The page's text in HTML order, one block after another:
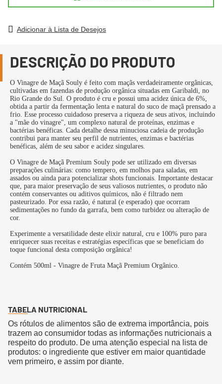
Adicionar à Lista de Desejos
DESCRIÇÃO DO PRODUTO
O Vinagre de Maçã Souly é feito com maçãs verdadeiramente orgânicas,
cultivadas em fazendas de produção orgânica situadas em Garibaldi, no
Rio Grande do Sul. O produto é cru e possui uma acidez única de 6%,
obtida a partir da fermentação lenta e natural do suco de maçã prensado a
frio. Esse processo cuidadoso preserva a riqueza de seus ativos, incluindo
a "mãe do vinagre", um complexo natural de proteínas, enzimas e
bactérias benéficas. Cada detalhe dessa minuciosa cadeia de produção
contribui para manter seu perfil de nutrientes, enzimas e bactérias
benéficas, além de seu sabor e acidez singulares.
O Vinagre de Maçã Premium Souly pode ser utilizado em diversas
preparações culinárias: como tempero, em molhos para saladas, em
assados ou ainda para potencializar shots funcionais. Importante destacar
que, para maior preservação de seus valiosos nutrientes, o produto não
contém conservantes ou aditivos químicos, não é filtrado nem
pasteurizado. Por essa razão, é natural (e esperado) que ocorram
sedimentações no fundo da garrafa, bem como turbidez ou alteração de
cor.
Experimente a versatilidade deste elixir natural, cru e 100% puro para
enriquecer suas receitas e estratégias específicas que se beneficiam do
toque funcional desta composição orgânica!
Contém 500ml - Vinagre de Fruta Maçã Premium Orgânico.
TABELA NUTRICIONAL
Os rótulos de alimentos são de extrema importância, pois
trazem ao consumidor todas as informações nutricionais a
respeito do produto. De uma atenção especial na lista de
produtos: o ingrediente que estiver em maior quantidade
vem primeiro, e assim por diante.